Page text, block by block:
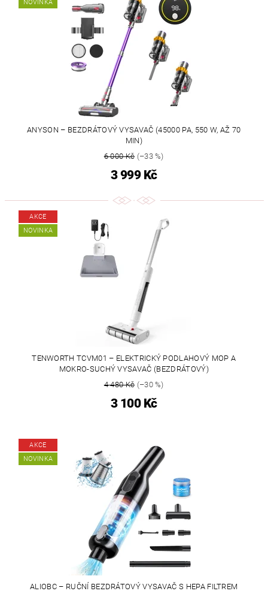
NOVINKA
ANYSON – BEZDRÁTOVÝ VYSAVAČ (45000 PA, 550 W, AŽ 70
MIN)
6 000 Kč(–33 %)
3 999 Kč
AKCE
NOVINKA
TENWORTH TCVM01 – ELEKTRICKÝ PODLAHOVÝ MOP A
MOKRO-SUCHÝ VYSAVAČ (BEZDRÁTOVÝ)
4 480 Kč(–30 %)
3 100 Kč
AKCE
NOVINKA
ALIOBC – RUČNÍ BEZDRÁTOVÝ VYSAVAČ S HEPA FILTREM